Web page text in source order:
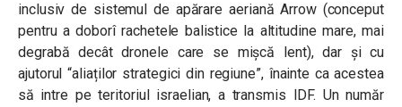
inclusiv de sistemul de apărare aeriană Arrow (conceput
pentru a doborî rachetele balistice la altitudine mare, mai
degrabă decât dronele care se mișcă lent), dar și cu
ajutorul “aliaților strategici din regiune”, înainte ca acestea
să intre pe teritoriul israelian, a transmis IDF. Un număr